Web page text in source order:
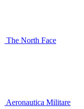
The North Face
Aeronautica Militare